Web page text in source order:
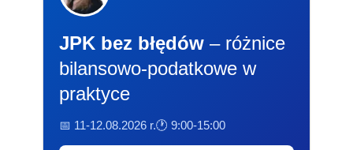
JPK bez błędów – różnice
bilansowo-podatkowe w
praktyce
📅 11-12.08.2026 r.🕐 9:00-15:00